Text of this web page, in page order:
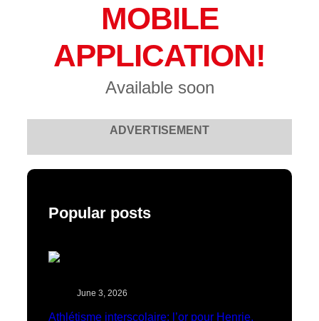
MOBILE
APPLICATION!
Available soon
ADVERTISEMENT
Popular posts
June 3, 2026
Athlétisme interscolaire: l’or pour Henrie,